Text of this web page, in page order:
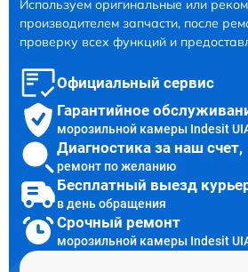
Используем оригинальные или
производителем запчасти, после
проверку всех функций и
Официальный сервис
Гарантийное
морозильной камеры Indesit
Диагностика за наш счет,
ремонт по желанию
Бесплатный выезд
в день обращения
Срочный ремонт
морозильной камеры Indesit